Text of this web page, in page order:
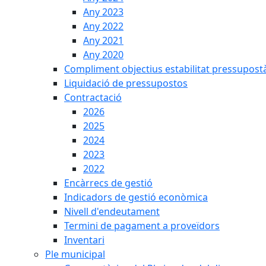
Any 2023
Any 2022
Any 2021
Any 2020
Compliment objectius estabilitat
Liquidació de pressupostos
Contractació
2026
2025
2024
2023
2022
Encàrrecs de gestió
Indicadors de gestió econòmica
Nivell d'endeutament
Termini de pagament a proveïdors
Inventari
Ple municipal